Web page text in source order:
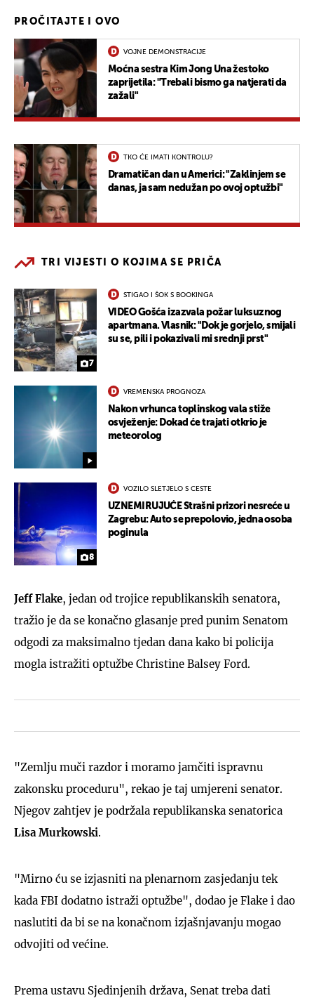
PROČITAJTE I OVO
VOJNE DEMONSTRACIJE
Moćna sestra Kim Jong Una žestoko
zaprijetila: "Trebali bismo ga natjerati da
zažali"
TKO ĆE IMATI KONTROLU?
Dramatičan dan u Americi: "Zaklinjem se
danas, ja sam nedužan po ovoj optužbi"
TRI VIJESTI O KOJIMA SE PRIČA
7
STIGAO I ŠOK S BOOKINGA
VIDEO Gošća izazvala požar luksuznog
apartmana. Vlasnik: "Dok je gorjelo, smijali
su se, pili i pokazivali mi srednji prst"
VREMENSKA PROGNOZA
Nakon vrhunca toplinskog vala stiže
osvježenje: Dokad će trajati otkrio je
meteorolog
8
VOZILO SLETJELO S CESTE
UZNEMIRUJUĆE Strašni prizori nesreće u
Zagrebu: Auto se prepolovio, jedna osoba
poginula
Jeff Flake, jedan od trojice republikanskih senatora,
tražio je da se konačno glasanje pred punim Senatom
odgodi za maksimalno tjedan dana kako bi policija
mogla istražiti optužbe Christine Balsey Ford.
"Zemlju muči razdor i moramo jamčiti ispravnu
zakonsku proceduru", rekao je taj umjereni senator.
Njegov zahtjev je podržala republikanska senatorica
Lisa Murkowski.
"Mirno ću se izjasniti na plenarnom zasjedanju tek
kada FBI dodatno istraži optužbe", dodao je Flake i dao
naslutiti da bi se na konačnom izjašnjavanju mogao
odvojiti od većine.
Prema ustavu Sjedinjenih država, Senat treba dati